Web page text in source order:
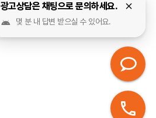
광고상담은 채팅으로 문의하세요.
몇 분 내 답변 받으실 수 있어요.